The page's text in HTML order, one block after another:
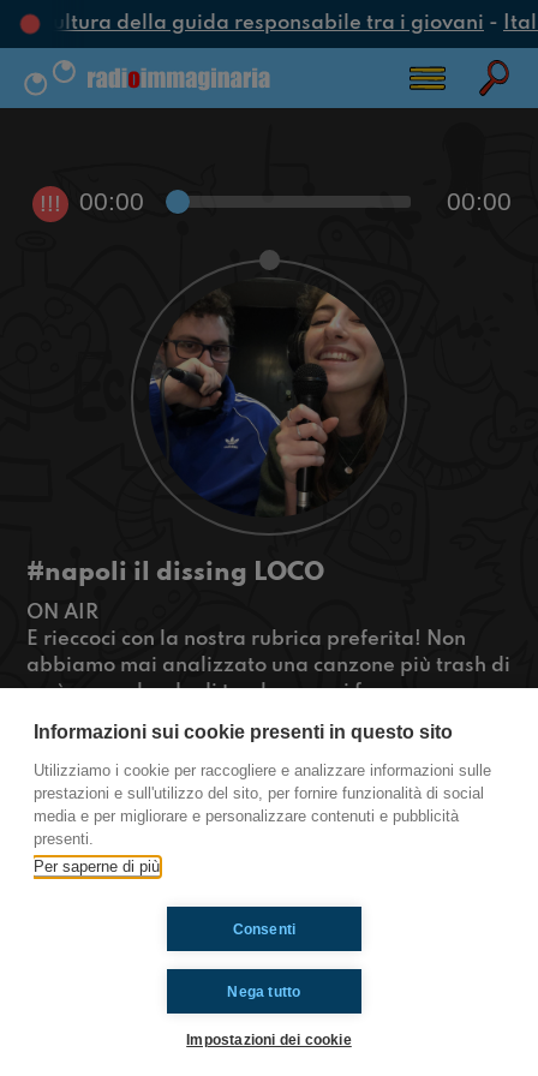
cultura della guida responsabile tra i giovani-
!!! 00:00 00:00
#napoli il dissing LOCO
ON AIR
E rieccoci con la nostra rubrica preferita! Non
abbiamo mai analizzato una canzone più trash di
così...e parlando di trash come si fa a non
negli mesi nella scena napoletana? Ascoltateci
per saperne di più!
#Okkinsù www.radioimmaginaria.it
Napoli
Ti è piaciuto? Condividilo!
Informazioni sui cookie presenti in questo sito
Utilizziamo i cookie per raccogliere e analizzare informazioni sulle
prestazioni e sull'utilizzo del sito, per fornire funzionalità di social
media e per migliorare e personalizzare contenuti e pubblicità
presenti.
Per saperne di più
Nega tutto
Consenti
Impostazioni dei cookie